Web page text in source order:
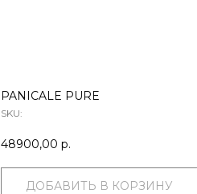
PANICALE PURE
SKU:
48900,00 р.
ДОБАВИТЬ В КОРЗИНУ